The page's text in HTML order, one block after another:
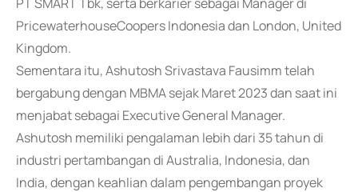
PricewaterhouseCoopers Indonesia dan London, United
Kingdom.
Sementara itu, Ashutosh Srivastava Fausimm telah
bergabung dengan MBMA sejak Maret 2023 dan saat ini
menjabat sebagai Executive General Manager.
Ashutosh memiliki pengalaman lebih dari 35 tahun di
industri pertambangan di Australia, Indonesia, dan
India, dengan keahlian dalam pengembangan proyek